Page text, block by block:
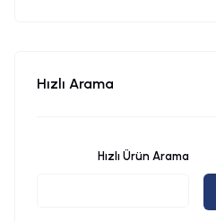
Hızlı Arama
Hızlı Ürün Arama